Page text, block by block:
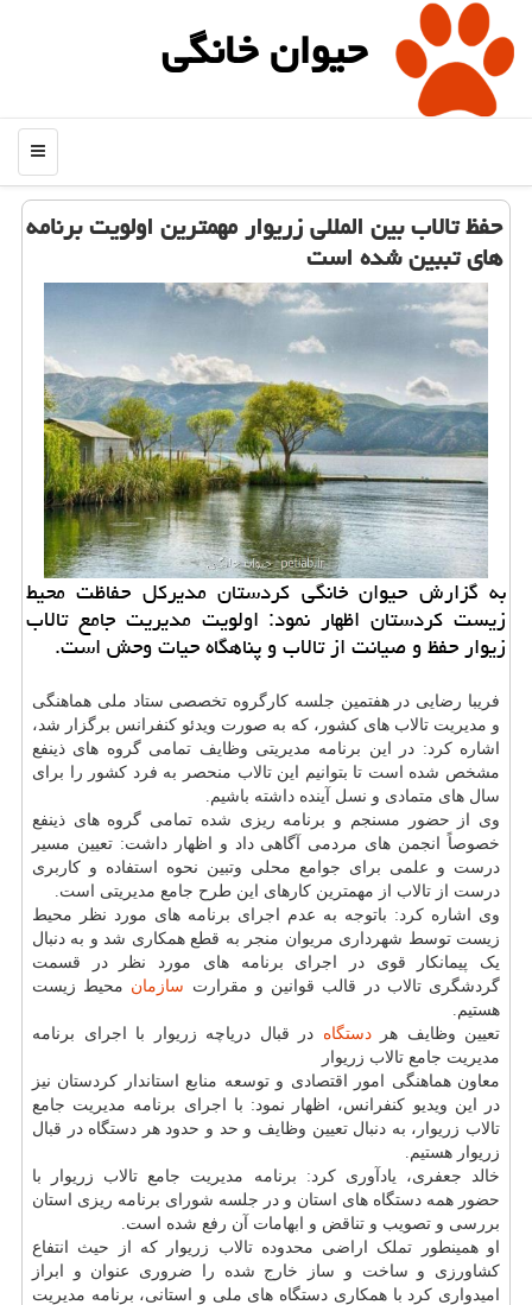
حیوان خانگی
منو
حفظ تالاب بین المللی زریوار مهمترین اولویت برنامه
های تببین شده است
به گزارش حیوان خانگی كردستان مدیركل حفاظت محیط
زیست كردستان اظهار نمود: اولویت مدیریت جامع تالاب
زیوار حفظ و صیانت از تالاب و پناهگاه حیات وحش است.
فریبا رضایی در هفتمین جلسه کارگروه تخصصی ستاد ملی هماهنگی
و مدیریت تالاب های کشور، که به صورت ویدئو کنفرانس برگزار شد،
اشاره کرد: در این برنامه مدیریتی وظایف تمامی گروه های ذینفع
مشخص شده است تا بتوانیم این تالاب منحصر به فرد کشور را برای
سال های متمادی و نسل آینده داشته باشیم.
وی از حضور مسنجم و برنامه ریزی شده تمامی گروه های ذینفع
خصوصاً انجمن های مردمی آگاهی داد و اظهار داشت: تعیین مسیر
درست و علمی برای جوامع محلی وتبین نحوه استفاده و کاربری
درست از تالاب از مهمترین کارهای این طرح جامع مدیریتی است.
وی اشاره کرد: باتوجه به عدم اجرای برنامه های مورد نظر محیط
زیست توسط شهرداری مریوان منجر به قطع همکاری شد و به دنبال
یک پیمانکار قوی در اجرای برنامه های مورد نظر در قسمت
گردشگری تالاب در قالب قوانین و مقرارت سازمان محیط زیست
هستیم.
تعیین وظایف هردستگاه در قبال دریاچه زریوار با اجرای برنامه
مدیریت جامع تالاب زریوار
معاون هماهنگی امور اقتصادی و توسعه منابع استاندار کردستان نیز
در این ویدیو کنفرانس، اظهار نمود: با اجرای برنامه مدیریت جامع
تالاب زریوار، به دنبال تعیین وظایف و حد و حدود هر دستگاه در قبال
زریوار هستیم.
خالد جعفری، یادآوری کرد: برنامه مدیریت جامع تالاب زریوار با
حضور همه دستگاه های استان و در جلسه شورای برنامه ریزی استان
بررسی و تصویب و تناقض و ابهامات آن رفع شده است.
او همینطور تملک اراضی محدوده تالاب زریوار که از حیث انتفاع
کشاورزی و ساخت و ساز خارج شده را ضروری عنوان و ابراز
امیدواری کرد با همکاری دستگاه های ملی و استانی، برنامه مدیریت